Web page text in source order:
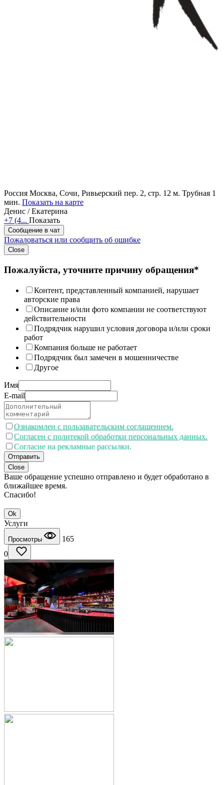
Россия Москва, Сочи, Ривьерский пер. 2, стр. 12 м. Трубная 1
мин. Показать на карте
Денис / Екатерина
+7 (4... Показать
Сообщение в чат
Пожаловаться или сообщить об ошибке
Close
Пожалуйста, уточните причину обращения*
Контент, представленный компанией, нарушает
авторские права
Описание и/или фото компании не соответствуют
действительности
Подрядчик нарушил условия договора и/или сроки
работ
Компания больше не работает
Подрядчик был замечен в мошенничестве
Другое
Имя
E-mail
Ознакомлен с пользавательским соглашением.
Согласен с политекой обработки персональных данных.
Согласие на рекламные рассылки.
Отправить
Close
Ваше обращение успешно отправлено и будет обработано в
ближайшее время.
Спасибо!
Ok
Услуги
Просмотры
165
0